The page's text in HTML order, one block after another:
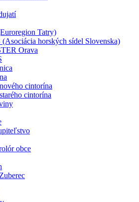
Tatry)
horských sídel Slovenska)
Orava
cintorína
cintorína
obce